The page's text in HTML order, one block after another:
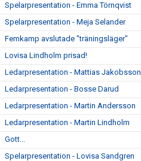
Spelarpresentation - Emma Törnqvist
Spelarpresentation - Meja Selander
Femkamp avslutade "träningsläger"
Lovisa Lindholm prisad!
Ledarpresentation - Mattias Jakobsson
Ledarpresentation - Bosse Darud
Ledarpresentation - Martin Andersson
Ledarpresentation - Martin Lindholm
Gott...
Spelarpresentation - Lovisa Sandgren